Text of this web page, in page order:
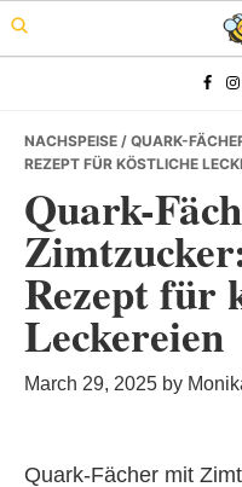
Skip
to
Skip
to
Skip
to
NACHSPEISE / QUARK-
REZEPT FÜR KÖSTLICHE
Quark-
Rezept für
Leckereien
March 29, 2025 by
Quark-Fächer mit